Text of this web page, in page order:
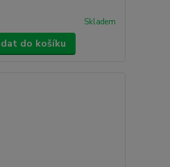
Skladem
do košíku